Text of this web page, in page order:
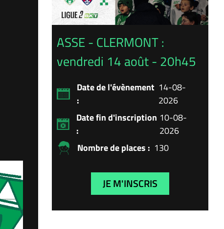
ASSE - CLERMONT :
vendredi 14 août - 20h45
Date de l'évènement
:
14-08-
2026
Date fin d'inscription
:
10-08-
2026
Nombre de places : 130
JE M'INSCRIS